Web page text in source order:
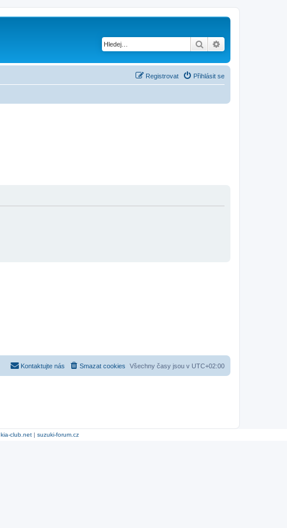
Hledat
Přihlásit se
Registrovat
Všechny časy jsou v UTC+02:00
Smazat cookies
Kontaktujte nás
kia-club.net| suzuki-forum.cz